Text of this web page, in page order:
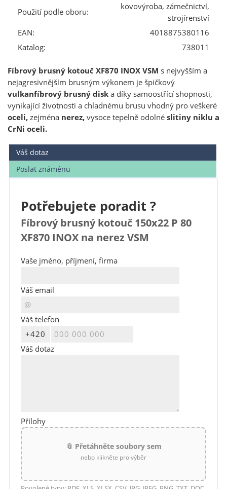
Použití podle oboru:
kovovýroba, zámečnictví,
strojírenství
EAN:
4018875380116
Katalog:
738011
Fíbrový brusný kotouč XF870 INOX VSM s nejvyšším a
nejagresivnějším brusným výkonem je špičkový
vulkanfíbrový brusný diska díky samoostřící shopnosti,
vynikající životnosti a chladnému brusu vhodný pro veškeré
oceli,zejména nerez,vysoce tepelně odolnéslitiny niklu a
CrNi oceli.
Váš dotaz
Poslat známénu
Potřebujete poradit ?
Fíbrový brusný kotouč 150x22 P 80
XF870 INOX na nerez VSM
Vaše jméno, příjmení, firma
Váš email
Váš telefon
Váš dotaz
Přílohy
📎 Přetáhněte soubory sem
nebo klikněte pro výběr